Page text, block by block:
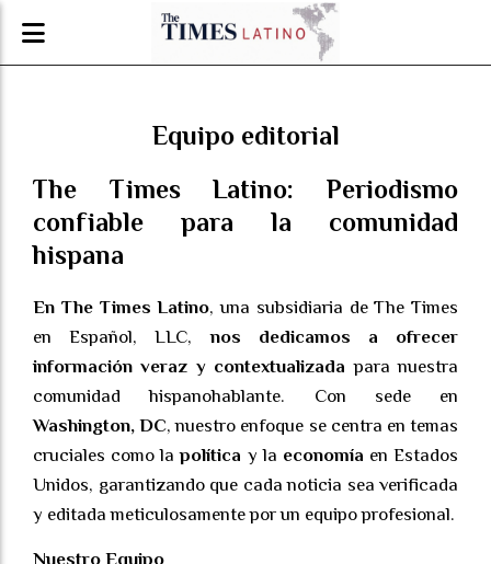
Equipo editorial
The Times Latino: Periodismo
confiable para la comunidad
hispana
En The Times Latino, una subsidiaria de The Times
en Español, LLC,nos dedicamos a ofrecer
información veraz y contextualizada para nuestra
comunidad hispanohablante. Con sede en
Washington, DC, nuestro enfoque se centra en temas
cruciales como lapolítica y la economía en Estados
Unidos, garantizando que cada noticia sea verificada
y editada meticulosamente por un equipo profesional.
Nuestro Equipo